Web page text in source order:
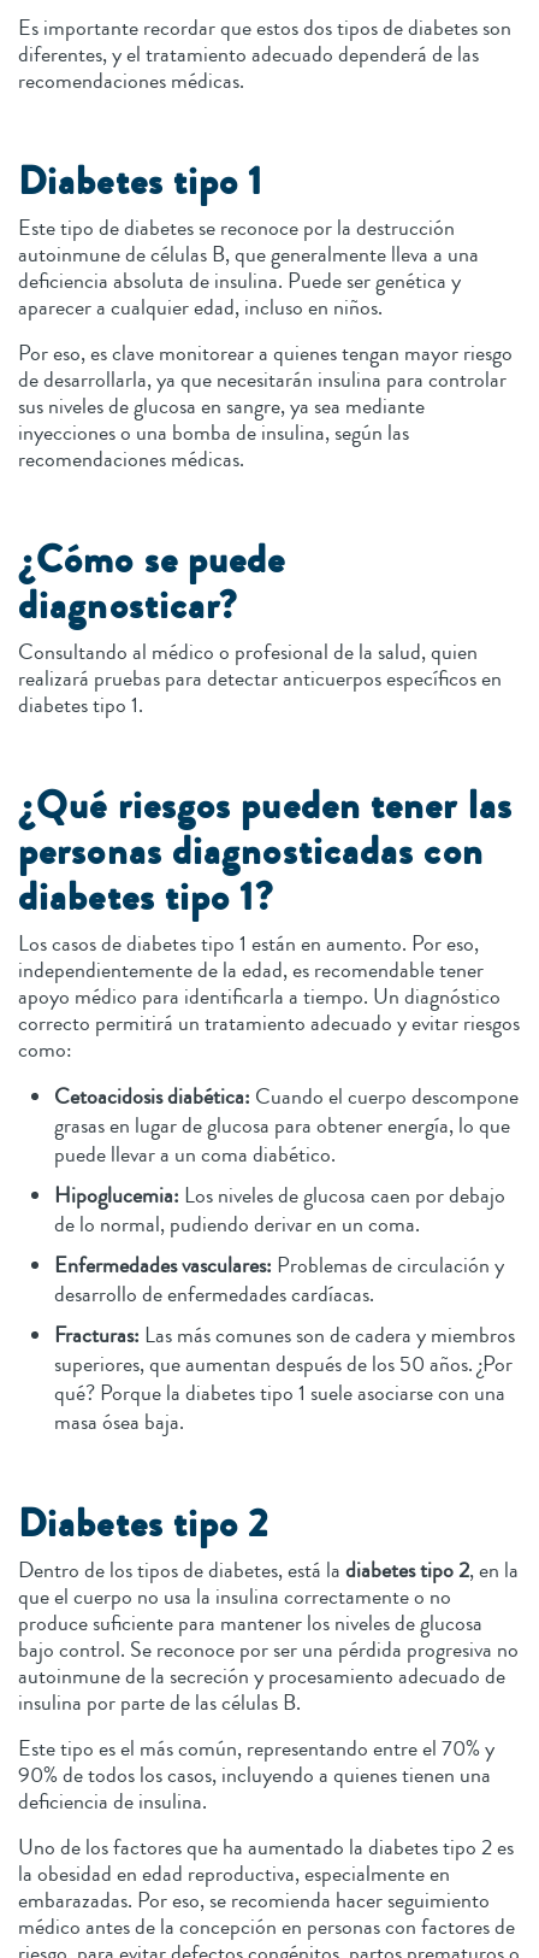
Es importante recordar que estos dos tipos de diabetes son
diferentes, y el tratamiento adecuado dependerá de las
recomendaciones médicas.
Diabetes tipo 1
Este tipo de diabetes se reconoce por la destrucción
autoinmune de células B, que generalmente lleva a una
deficiencia absoluta de insulina. Puede ser genética y
aparecer a cualquier edad, incluso en niños.
Por eso, es clave monitorear a quienes tengan mayor riesgo
de desarrollarla, ya que necesitarán insulina para controlar
sus niveles de glucosa en sangre, ya sea mediante
inyecciones o una bomba de insulina, según las
recomendaciones médicas.
¿Cómo se puede
diagnosticar?
Consultando al médico o profesional de la salud, quien
realizará pruebas para detectar anticuerpos específicos en
diabetes tipo 1.
¿Qué riesgos pueden tener las
personas diagnosticadas con
diabetes tipo 1?
Los casos de diabetes tipo 1 están en aumento. Por eso,
independientemente de la edad, es recomendable tener
apoyo médico para identificarla a tiempo. Un diagnóstico
correcto permitirá un tratamiento adecuado y evitar riesgos
como:
Cetoacidosis diabética: Cuando el cuerpo descompone
grasas en lugar de glucosa para obtener energía, lo que
puede llevar a un coma diabético.
Hipoglucemia: Los niveles de glucosa caen por debajo
de lo normal, pudiendo derivar en un coma.
Enfermedades vasculares: Problemas de circulación y
desarrollo de enfermedades cardíacas.
Fracturas: Las más comunes son de cadera y miembros
superiores, que aumentan después de los 50 años. ¿Por
qué? Porque la diabetes tipo 1 suele asociarse con una
masa ósea baja.
Diabetes tipo 2
Dentro de los tipos de diabetes, está ladiabetes tipo 2, en la
que el cuerpo no usa la insulina correctamente o no
produce suficiente para mantener los niveles de glucosa
bajo control. Se reconoce por ser una pérdida progresiva no
autoinmune de la secreción y procesamiento adecuado de
insulina por parte de las células B.
Este tipo es el más común, representando entre el 70% y
90% de todos los casos, incluyendo a quienes tienen una
deficiencia de insulina.
Uno de los factores que ha aumentado la diabetes tipo 2 es
la obesidad en edad reproductiva, especialmente en
embarazadas. Por eso, se recomienda hacer seguimiento
médico antes de la concepción en personas con factores de